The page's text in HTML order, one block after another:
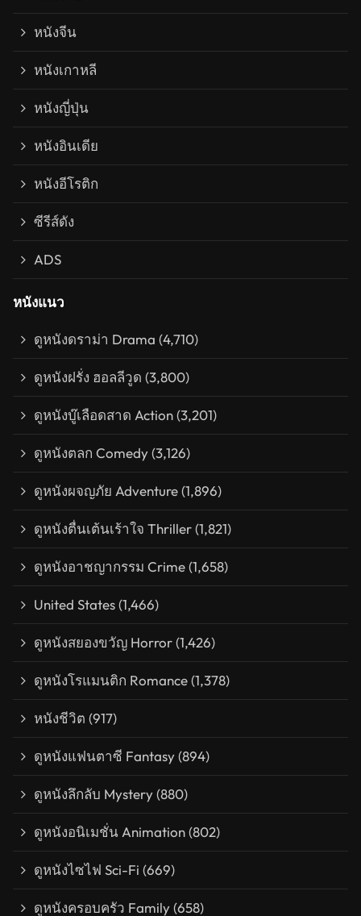
หนังจีน
หนังเกาหลี
หนังญี่ปุ่น
หนังอินเดีย
หนังอีโรติก
ซีรีส์ดัง
ADS
หนังแนว
ดูหนังดราม่า Drama (4,710)
ดูหนังฝรั่ง ฮอลลีวูด (3,800)
ดูหนังบู๊เลือดสาด Action(3,201)
ดูหนังตลก Comedy(3,126)
ดูหนังผจญภัย Adventure(1,896)
ดูหนังตื่นเต้นเร้าใจ Thriller(1,821)
ดูหนังอาชญากรรม Crime(1,658)
United States(1,466)
ดูหนังสยองขวัญ Horror(1,426)
ดูหนังโรแมนติก Romance(1,378)
หนังชีวิต (917)
ดูหนังแฟนตาซี Fantasy(894)
ดูหนังลึกลับ Mystery(880)
ดูหนังอนิเมชั่น Animation(802)
ดูหนังไซไฟ Sci-Fi (669)
ดูหนังครอบครัว Family(658)